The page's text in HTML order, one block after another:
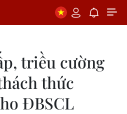
triều cường
thức
ĐBSCL